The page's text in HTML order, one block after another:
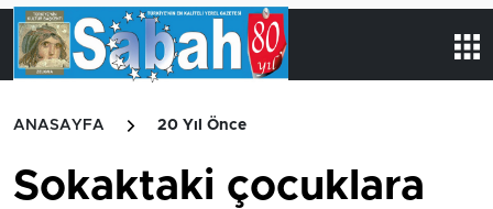
ANASAYFA 20 Yıl Önce
Sokaktaki çocuklara